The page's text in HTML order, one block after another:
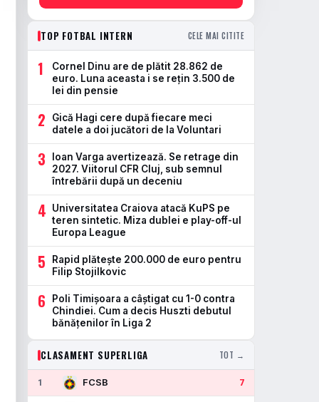
TOP FOTBAL INTERN CELE MAI CITITE
1
Cornel Dinu are de plătit 28.862 de
euro. Luna aceasta i se rețin 3.500 de
lei din pensie
2
Gică Hagi cere după fiecare meci
datele a doi jucători de la Voluntari
3
Ioan Varga avertizează. Se retrage din
2027. Viitorul CFR Cluj, sub semnul
întrebării după un deceniu
4
Universitatea Craiova atacă KuPS pe
teren sintetic. Miza dublei e play-off-ul
Europa League
5
Rapid plătește 200.000 de euro pentru
Filip Stojilkovic
6
Poli Timișoara a câștigat cu 1-0 contra
Chindiei. Cum a decis Huszti debutul
bănățenilor în Liga 2
CLASAMENT SUPERLIGA TOT →
1 FCSB 7